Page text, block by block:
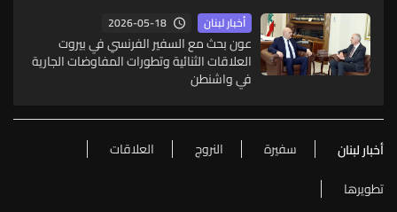
أخبار لبنان 2026-05-18
عون بحث مع السفير الفرنسي في بيروت
العلاقات الثنائية وتطورات المفاوضات الجارية
في واشنطن
أخبار لبنان سفيرة النروج
العلاقات
تطويرها